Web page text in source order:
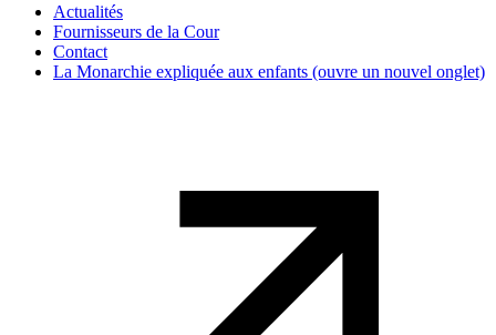
Actualités
Fournisseurs de la Cour
Contact
La Monarchie expliquée aux enfants (ouvre un nouvel onglet)